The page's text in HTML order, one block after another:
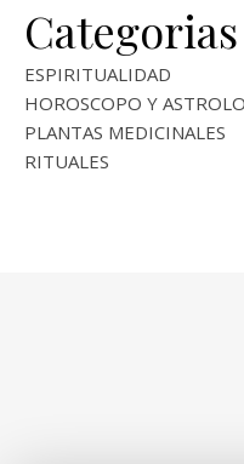
Categorias
ESPIRITUALIDAD
HOROSCOPO Y
PLANTAS MEDICINALES
RITUALES